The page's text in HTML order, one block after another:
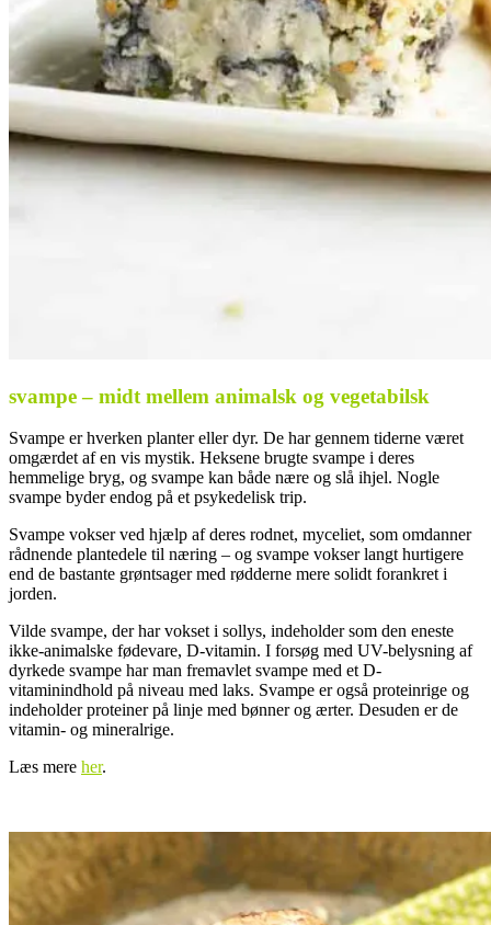
svampe – midt mellem animalsk og vegetabilsk
Svampe er hverken planter eller dyr. De har gennem tiderne været
omgærdet af en vis mystik. Heksene brugte svampe i deres
hemmelige bryg, og svampe kan både nære og slå ihjel. Nogle
svampe byder endog på et psykedelisk trip.
Svampe vokser ved hjælp af deres rodnet, myceliet, som omdanner
rådnende plantedele til næring – og svampe vokser langt hurtigere
end de bastante grøntsager med rødderne mere solidt forankret i
jorden.
Vilde svampe, der har vokset i sollys, indeholder som den eneste
ikke-animalske fødevare, D-vitamin. I forsøg med UV-belysning af
dyrkede svampe har man fremavlet svampe med et D-
vitaminindhold på niveau med laks. Svampe er også proteinrige og
indeholder proteiner på linje med bønner og ærter. Desuden er de
vitamin- og mineralrige.
Læs mere her.